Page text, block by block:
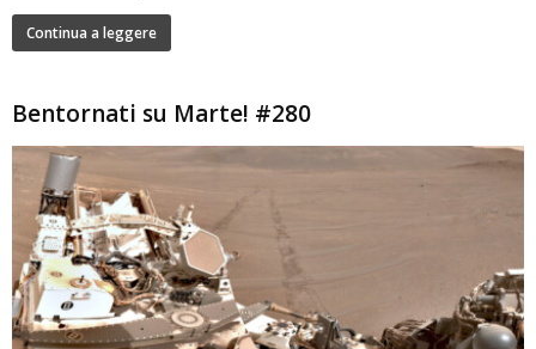
Continua a leggere
Bentornati su Marte! #280